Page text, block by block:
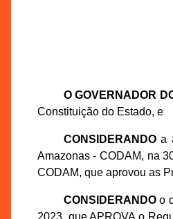
O GOVERNADOR
Constituição do Estado, e
CONSIDERANDOa
Amazonas - CODAM, na
CODAM, que aprovou as
CONSIDERANDOo
2023, que APROVA o